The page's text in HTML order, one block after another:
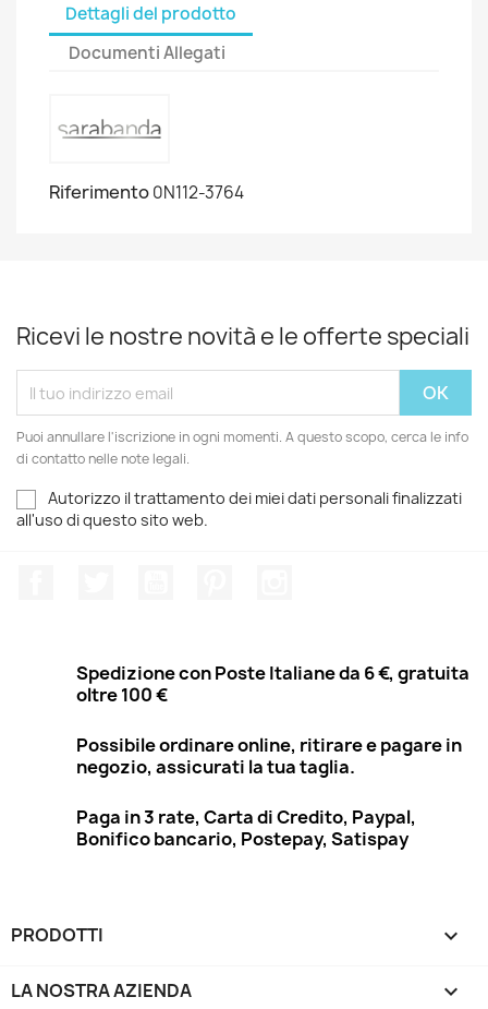
Dettagli del prodotto
Documenti Allegati
Riferimento0N112-3764
Ricevi le nostre novità e le offerte speciali
Puoi annullare l'iscrizione in ogni momenti. A questo scopo, cerca le info
di contatto nelle note legali.
Autorizzo il trattamento dei miei dati personali finalizzati
all'uso di questo sito web.
Spedizione con Poste Italiane da 6 €, gratuita
oltre 100 €
Possibile ordinare online, ritirare e pagare in
negozio, assicurati la tua taglia.
Paga in 3 rate, Carta di Credito, Paypal,
Bonifico bancario, Postepay, Satispay
PRODOTTI 
LA NOSTRA AZIENDA 